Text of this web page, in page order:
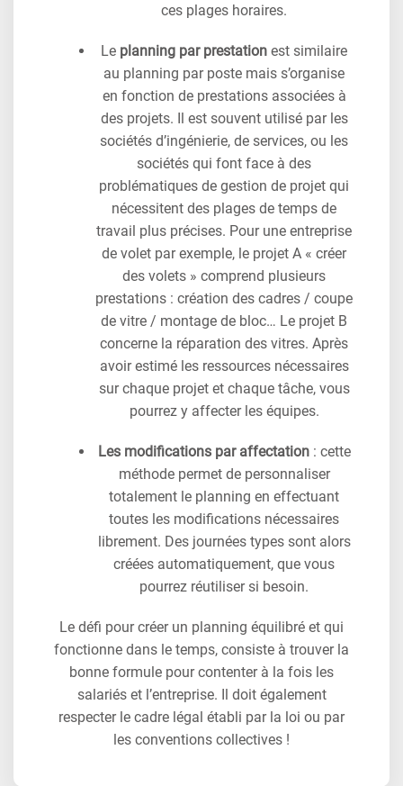
ces plages horaires.
Le planning par prestation est similaire
au planning par poste mais s’organise
en fonction de prestations associées à
des projets. Il est souvent utilisé par les
sociétés d’ingénierie, de services, ou les
sociétés qui font face à des
problématiques de gestion de projet qui
nécessitent des plages de temps de
travail plus précises. Pour une entreprise
de volet par exemple, le projet A « créer
des volets » comprend plusieurs
prestations : création des cadres / coupe
de vitre / montage de bloc… Le projet B
concerne la réparation des vitres. Après
avoir estimé les ressources nécessaires
sur chaque projet et chaque tâche, vous
pourrez y affecter les équipes.
Les modifications par affectation : cette
méthode permet de personnaliser
totalement le planning en effectuant
toutes les modifications nécessaires
librement. Des journées types sont alors
créées automatiquement, que vous
pourrez réutiliser si besoin.
Le défi pour créer un planning équilibré et qui
fonctionne dans le temps, consiste à trouver la
bonne formule pour contenter à la fois les
salariés et l’entreprise. Il doit également
respecter le cadre légal établi par la loi ou par
les conventions collectives !